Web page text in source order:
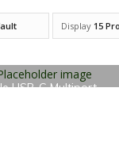
Display 15
USB-C Multiport